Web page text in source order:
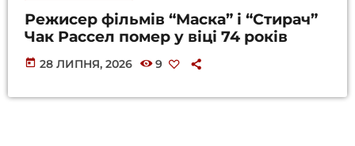
Режисер фільмів “Маска” і “Стирач”
Чак Рассел помер у віці 74 років
today 28 ЛИПНЯ, 2026 9